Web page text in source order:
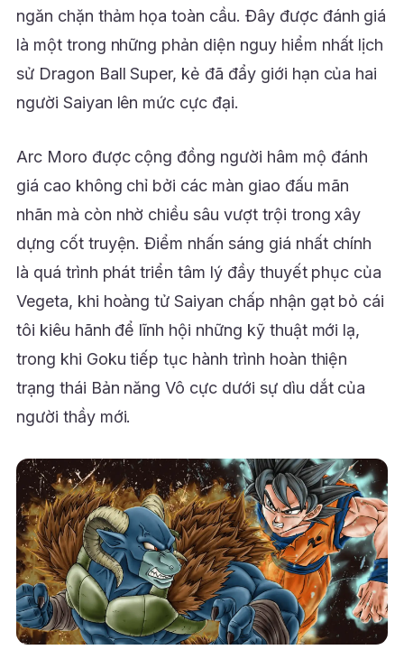
ngăn chặn thảm họa toàn cầu. Đây được đánh giá
là một trong những phản diện nguy hiểm nhất lịch
sử Dragon Ball Super, kẻ đã đẩy giới hạn của hai
người Saiyan lên mức cực đại.
Arc Moro được cộng đồng người hâm mộ đánh
giá cao không chỉ bởi các màn giao đấu mãn
nhãn mà còn nhờ chiều sâu vượt trội trong xây
dựng cốt truyện. Điểm nhấn sáng giá nhất chính
là quá trình phát triển tâm lý đầy thuyết phục của
Vegeta, khi hoàng tử Saiyan chấp nhận gạt bỏ cái
tôi kiêu hãnh để lĩnh hội những kỹ thuật mới lạ,
trong khi Goku tiếp tục hành trình hoàn thiện
trạng thái Bản năng Vô cực dưới sự dìu dắt của
người thầy mới.